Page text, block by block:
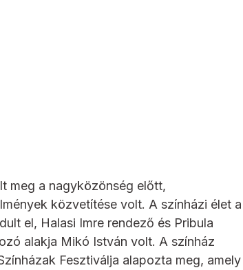
meg a nagyközönség előtt,
közvetítése volt. A színházi élet a
el, Halasi Imre rendező és Pribula
alakja Mikó István volt. A színház
Fesztiválja alapozta meg, amely